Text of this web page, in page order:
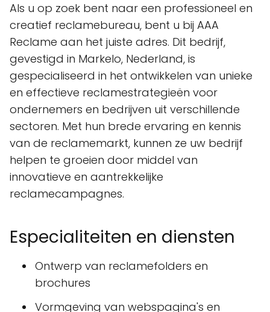
Als u op zoek bent naar een professioneel en
creatief reclamebureau, bent u bij AAA
Reclame aan het juiste adres. Dit bedrijf,
gevestigd in Markelo, Nederland, is
gespecialiseerd in het ontwikkelen van unieke
en effectieve reclamestrategieën voor
ondernemers en bedrijven uit verschillende
sectoren. Met hun brede ervaring en kennis
van de reclamemarkt, kunnen ze uw bedrijf
helpen te groeien door middel van
innovatieve en aantrekkelijke
reclamecampagnes.
Especialiteiten en diensten
Ontwerp van reclamefolders en
brochures
Vormgeving van webspagina's en